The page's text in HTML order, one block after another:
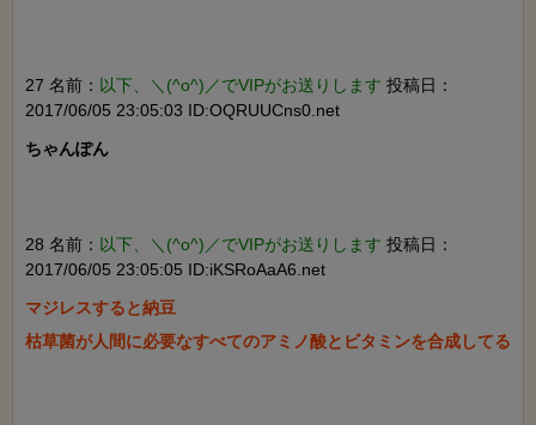
27 名前： 以下、＼(^o^)／でVIPがお送りします 投稿日：
2017/06/05 23:05:03 ID:OQRUUCns0.net
ちゃんぽん
28 名前： 以下、＼(^o^)／でVIPがお送りします 投稿日：
2017/06/05 23:05:05 ID:iKSRoAaA6.net
マジレスすると納豆
枯草菌が人間に必要なすべてのアミノ酸とビタミンを合成してる